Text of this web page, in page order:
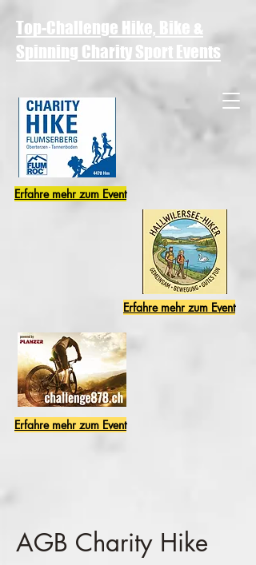
Top-Challenge Hike, Bike &
Spinning Charity Sport Events
Erfahre mehr zum Event
Erfahre mehr zum Event
Erfahre mehr zum Event
AGB Charity Hike